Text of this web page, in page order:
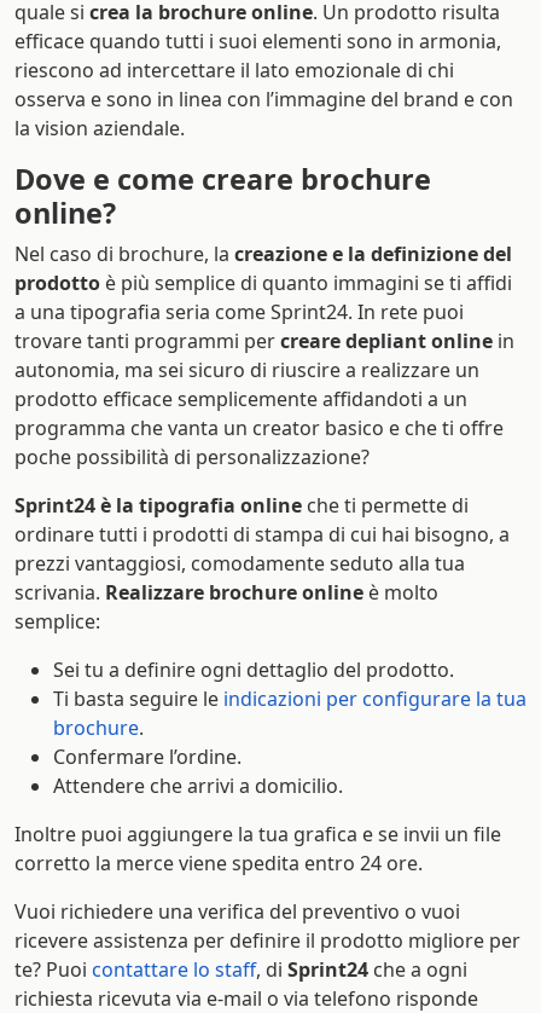
quale si crea la brochure online. Un prodotto risulta
efficace quando tutti i suoi elementi sono in armonia,
riescono ad intercettare il lato emozionale di chi
osserva e sono in linea con l’immagine del brand e con
la vision aziendale.
Dove e come creare brochure
online?
Nel caso di brochure, la creazione e la definizione del
prodotto è più semplice di quanto immagini se ti affidi
a una tipografia seria come Sprint24. In rete puoi
trovare tanti programmi percreare depliant online in
autonomia, ma sei sicuro di riuscire a realizzare un
prodotto efficace semplicemente affidandoti a un
programma che vanta un creator basico e che ti offre
poche possibilità di personalizzazione?
Sprint24 è la tipografia online che ti permette di
ordinare tutti i prodotti di stampa di cui hai bisogno, a
prezzi vantaggiosi, comodamente seduto alla tua
scrivania. Realizzare brochure online è molto
semplice:
Sei tu a definire ogni dettaglio del prodotto.
Ti basta seguire le indicazioni per configurare la tua
brochure.
Confermare l’ordine.
Attendere che arrivi a domicilio.
Inoltre puoi aggiungere la tua grafica e se invii un file
corretto la merce viene spedita entro 24 ore.
Vuoi richiedere una verifica del preventivo o vuoi
ricevere assistenza per definire il prodotto migliore per
te? Puoi contattare lo staff, di Sprint24 che a ogni
richiesta ricevuta via e-mail o via telefono risponde